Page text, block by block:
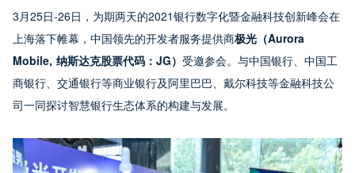
3月25日-26日，为期两天的2021银行数字化暨金融科技创新峰会在
上海落下帷幕，中国领先的开发者服务提供商极光（Aurora
Mobile, 纳斯达克股票代码：JG） 受邀参会。与中国银行、中国工
商银行、交通银行等商业银行及阿里巴巴、戴尔科技等金融科技公
司一同探讨智慧银行生态体系的构建与发展。